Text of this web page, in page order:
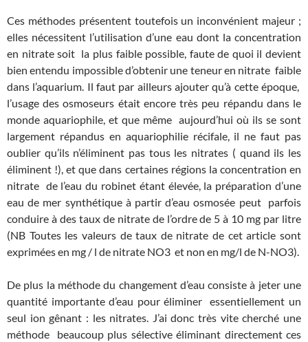
Ces méthodes présentent toutefois un inconvénient majeur ;
elles nécessitent l’utilisation d’une eau dont la concentration
en nitrate soit la plus faible possible, faute de quoi il devient
bien entendu impossible d’obtenir une teneur en nitrate faible
dans l’aquarium. Il faut par ailleurs ajouter qu’à cette époque,
l’usage des osmoseurs était encore très peu répandu dans le
monde aquariophile, et que même aujourd’hui où ils se sont
largement répandus en aquariophilie récifale, il ne faut pas
oublier qu’ils n’éliminent pas tous les nitrates ( quand ils les
éliminent !), et que dans certaines régions la concentration en
nitrate de l’eau du robinet étant élevée, la préparation d’une
eau de mer synthétique à partir d’eau osmosée peut parfois
conduire à des taux de nitrate de l’ordre de 5 à 10 mg par litre
(NB Toutes les valeurs de taux de nitrate de cet article sont
exprimées en mg / l de nitrate NO3 et non en mg/l de N-NO3).
De plus la méthode du changement d’eau consiste à jeter une
quantité importante d’eau pour éliminer essentiellement un
seul ion gênant : les nitrates. J’ai donc très vite cherché une
méthode beaucoup plus sélective éliminant directement ces